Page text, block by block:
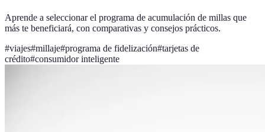
Aprende a seleccionar el programa de acumulación de millas que
más te beneficiará, con comparativas y consejos prácticos.
#viajes#millaje#programa de fidelización#tarjetas de
crédito#consumidor inteligente